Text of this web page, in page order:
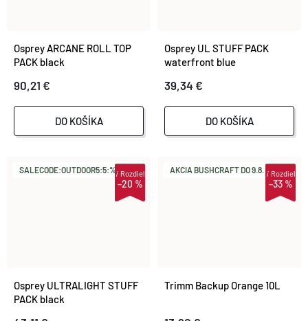
Osprey ARCANE ROLL TOP
PACK black
90,21 €
DO KOŠÍKA
Osprey UL STUFF PACK
waterfront blue
39,34 €
DO KOŠÍKA
SALECODE:OUTDOOR5:5:%
–20 %
iRozdiel
Osprey ULTRALIGHT STUFF
PACK black
AKCIA BUSHCRAFT DO 9.8.
–33 %
iRozdiel
Trimm Backup Orange 10L